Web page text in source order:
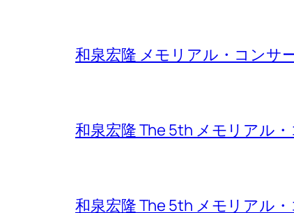
和泉宏隆 メモリアル・コンサ
和泉宏隆 The 5th メモリアル
和泉宏隆 The 5th メモリアル